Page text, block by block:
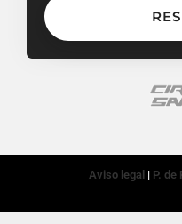
Aviso legal | P. de